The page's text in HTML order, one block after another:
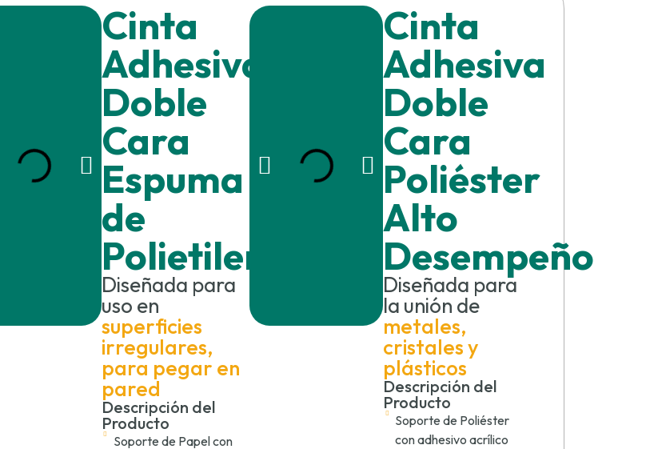
Cinta
Adhesiva
Doble
Cara
Espuma
de
Polietileno
Diseñada para
uso en
superficies
irregulares,
para pegar en
pared
Descripción del
Producto
Soporte de Papel con
Cinta
Adhesiva
Doble
Cara
Poliéster
Alto
Desempeño
Diseñada para
la unión de
metales,
cristales y
plásticos
Descripción del
Producto
Soporte de Poliéster
con adhesivo acrílico